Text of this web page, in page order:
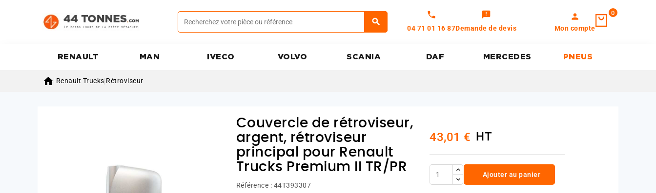
call
04 71 01 16 87
feedback
Demande de devis
person
Mon compte
0
RENAULT MAN IVECO VOLVO SCANIA DAF MERCEDES PNEUS
 Renault Trucks Rétroviseur
Couvercle de rétroviseur,
argent, rétroviseur
principal pour Renault
Trucks Premium II TR/PR
Référence : 44T393307
43,01 € HT
Ajouter au panier